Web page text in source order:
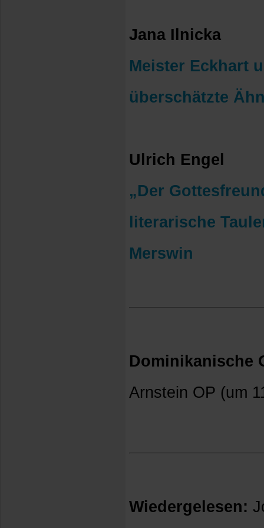
Jana Ilnicka
Meister Eckhart
überschätzte
Ulrich Engel
„Der
literarische
Merswin
Dominikanische
Arnstein OP (um
Wiedergelesen: